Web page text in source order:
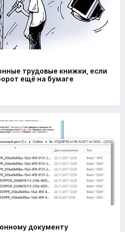
трудовые книжки, если
ещё на бумаге
документу